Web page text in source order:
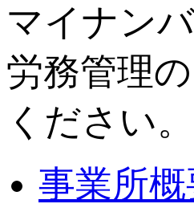
マイナン
労務管理
ください。
事業所概